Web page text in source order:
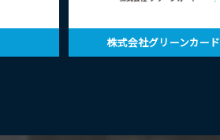
株式会社グリーンカード